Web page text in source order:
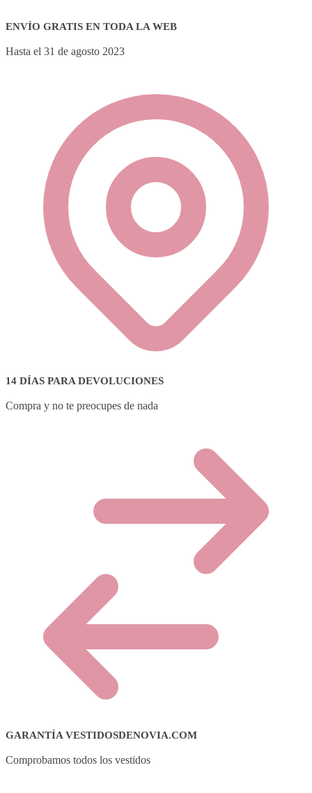
ENVÍO GRATIS EN TODA LA WEB
Hasta el 31 de agosto 2023
14 DÍAS PARA DEVOLUCIONES
Compra y no te preocupes de nada
GARANTÍA VESTIDOSDENOVIA.COM
Comprobamos todos los vestidos